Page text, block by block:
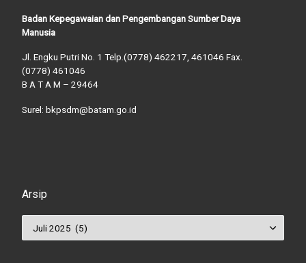
Badan Kepegawaian dan Pengembangan Sumber Daya
Manusia
Jl. Engku Putri No. 1 Telp.(0778) 462217, 461046 Fax.
(0778) 461046
B A T A M – 29464
Surel: bkpsdm@batam.go.id
Arsip